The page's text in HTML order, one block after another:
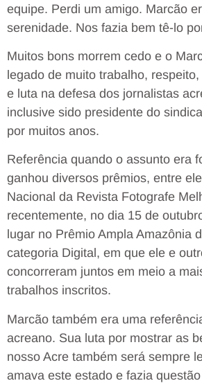
equipe. Perdi um amigo. Marcão
serenidade. Nos fazia bem tê-lo
Muitos bons morrem cedo e o
legado de muito trabalho,
e luta na defesa dos jornalistas
inclusive sido presidente do
por muitos anos.
Referência quando o assunto era
ganhou diversos prêmios, entre
Nacional da Revista Fotografe
recentemente, no dia 15 de
lugar no Prêmio Ampla Amazônia
categoria Digital, em que ele e
concorreram juntos em meio a
trabalhos inscritos.
Marcão também era uma
acreano. Sua luta por mostrar as
nosso Acre também será sempre
amava este estado e fazia